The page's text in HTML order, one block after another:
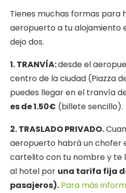
Tienes muchas formas
aeropuerto a tu alojamiento
dejo dos.
1. TRANVÍA:desde el
centro de la ciudad (Piazza
puedes llegar en el tranvía
es de 1.50€ (billete sencillo).
2. TRASLADO PRIVADO.
aeropuerto habrá un chofer
cartelito con tu nombre y te
al hotel por una tarifa fija
pasajeros). Para más